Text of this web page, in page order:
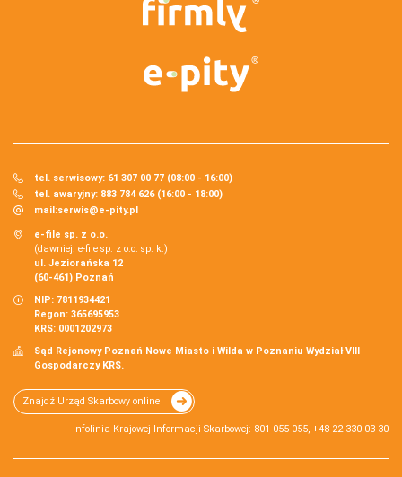
tel. serwisowy: 61 307 00 77 (08:00 - 16:00)
tel. awaryjny: 883 784 626 (16:00 - 18:00)
mail:serwis@e-pity.pl
e-file sp. z o.o.
(dawniej: e-file sp. z o.o. sp. k.)
ul. Jeziorańska 12
(60-461) Poznań
NIP: 7811934421
Regon: 365695953
KRS: 0001202973
Sąd Rejonowy Poznań Nowe Miasto i Wilda w Poznaniu Wydział VIII
Gospodarczy KRS.
Znajdź Urząd Skarbowy online
Infolinia Krajowej Informacji Skarbowej: 801 055 055, +48 22 330 03 30